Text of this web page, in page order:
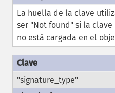
La huella de la clave
ser "Not found" si la
no está cargada en el
"signature_type"